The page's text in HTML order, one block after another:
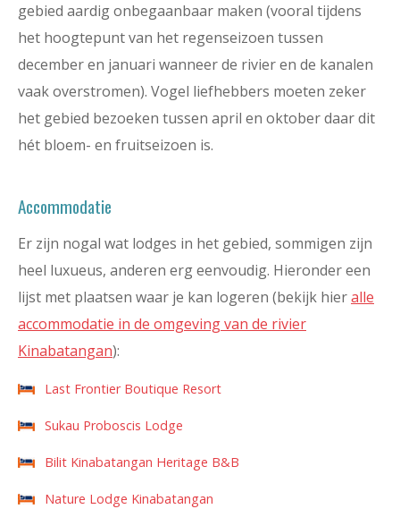
gebied aardig onbegaanbaar maken (vooral tijdens
het hoogtepunt van het regenseizoen tussen
december en januari wanneer de rivier en de kanalen
vaak overstromen). Vogel liefhebbers moeten zeker
het gebied bezoeken tussen april en oktober daar dit
hét bloem- en fruitseizoen is.
Accommodatie
Er zijn nogal wat lodges in het gebied, sommigen zijn
heel luxueus, anderen erg eenvoudig. Hieronder een
lijst met plaatsen waar je kan logeren (bekijk hieralle
accommodatie in de omgeving van de rivier
Kinabatangan):
Last Frontier Boutique Resort
Sukau Proboscis Lodge
Bilit Kinabatangan Heritage B&B
Nature Lodge Kinabatangan